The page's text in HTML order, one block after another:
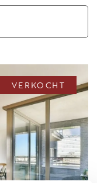
VERKOCHT